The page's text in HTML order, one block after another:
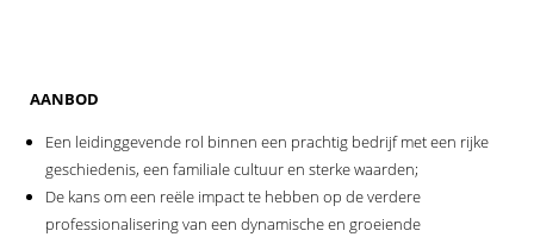
AANBOD
Een leidinggevende rol binnen een prachtig bedrijf met een rijke
geschiedenis, een familiale cultuur en sterke waarden;
De kans om een reële impact te hebben op de verdere
professionalisering van een dynamische en groeiende